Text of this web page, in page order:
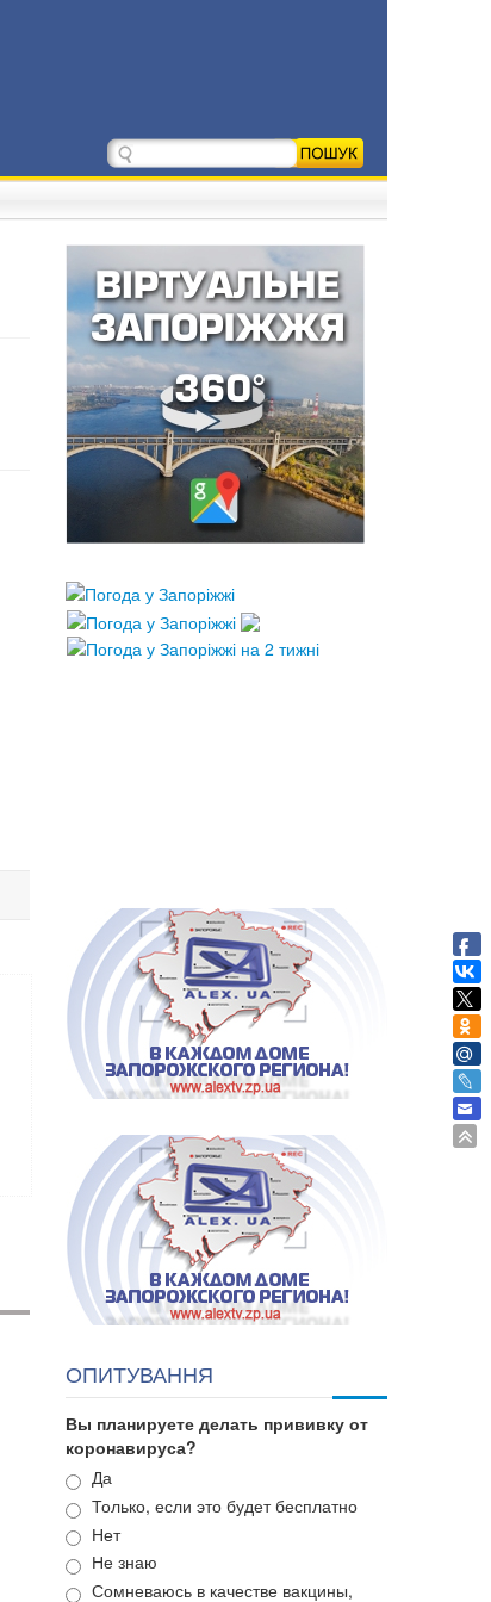
ОПИТУВАННЯ
Вы планируете делать прививку от
коронавируса?
Варианты
Да
Только, если это будет бесплатно
Нет
Не знаю
Сомневаюсь в качестве вакцины,